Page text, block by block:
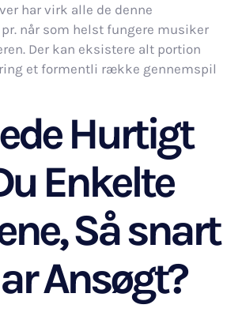
har virk alle de denne
når som helst fungere musiker
Der kan eksistere alt portion
et formentli række gennemspil
Hurtigt
Enkelte
Så snart
Ansøgt?